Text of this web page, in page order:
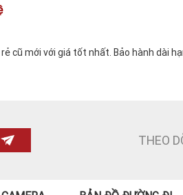
cũ mới với giá tốt nhất. Bảo hành dài
THEO